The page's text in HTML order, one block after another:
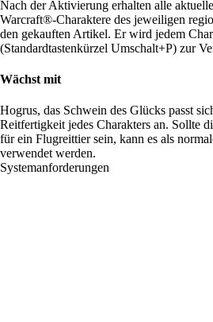
Nach der Aktivierung erhalten alle
Warcraft®-Charaktere des jeweiligen
den gekauften Artikel. Er wird jedem
(Standardtastenkürzel Umschalt+P) zur
Wächst mit
Hogrus, das Schwein des Glücks passt
Reitfertigkeit jedes Charakters an. Sollte
für ein Flugreittier sein, kann es als
verwendet werden.
Systemanforderungen